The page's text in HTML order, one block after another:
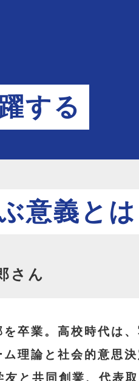
する
意義とは
さん
卒業。高校時代は
理論と社会的意思
と共同創業、代表